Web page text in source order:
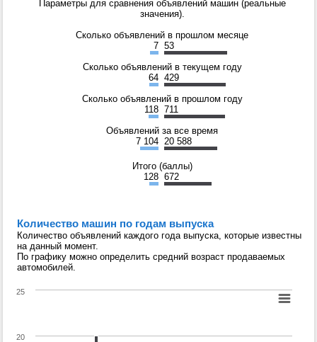
Параметры для сравнения объявлений машин (реальные
значения).
Сколько объявлений в прошлом месяце
7 53
Сколько объявлений в текущем году
64 429
Сколько объявлений в прошлом году
118 711
Объявлений за все время
7 104 20 588
Итого (баллы)
128 672
Количество машин по годам выпуска
Количество объявлений каждого года выпуска, которые известны
на данный момент.
По графику можно определить средний возраст продаваемых
автомобилей.
20
25